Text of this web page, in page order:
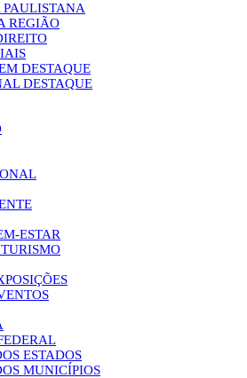
REGIÃO
DESTAQUE
DESTAQUE
ESTAR
ESTADOS
MUNICÍPIOS